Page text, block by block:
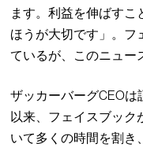
ます。利益を伸ばす
ほうが大切です」。フ
ているが、このニュー
ザッカーバーグCEO
以来、フェイスブック
いて多くの時間を割き